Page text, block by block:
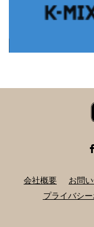
会社概要 お問
プライバシ